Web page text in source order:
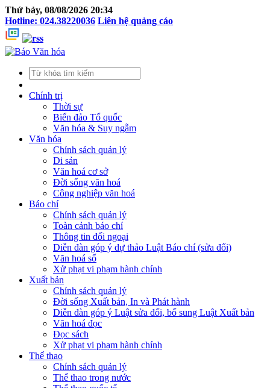
Thứ bảy, 08/08/2026 20:34
Hotline: 024.38220036 Liên hệ quảng cáo
Chính trị
Thời sự
Biển đảo Tổ quốc
Văn hóa & Suy ngẫm
Văn hóa
Chính sách quản lý
Di sản
Văn hoá cơ sở
Đời sống văn hoá
Công nghiệp văn hoá
Báo chí
Chính sách quản lý
Toàn cảnh báo chí
Thông tin đối ngoại
Diễn đàn góp ý dự thảo Luật Báo chí (sửa đổi)
Văn hoá số
Xử phạt vi phạm hành chính
Xuất bản
Chính sách quản lý
Đời sống Xuất bản, In và Phát hành
Diễn đàn góp ý Luật sửa đổi, bổ sung Luật Xuất bản
Văn hoá đọc
Đọc sách
Xử phạt vi phạm hành chính
Thể thao
Chính sách quản lý
Thể thao trong nước